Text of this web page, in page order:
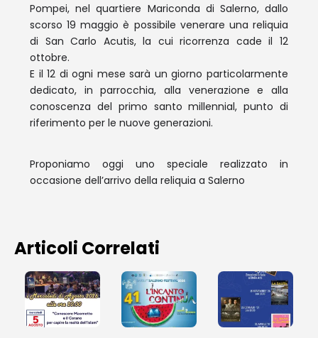
Pompei, nel quartiere Mariconda di Salerno, dallo
scorso 19 maggio è possibile venerare una reliquia
di San Carlo Acutis, la cui ricorrenza cade il 12
ottobre.
E il 12 di ogni mese sarà un giorno particolarmente
dedicato, in parrocchia, alla venerazione e alla
conoscenza del primo santo millennial, punto di
riferimento per le nuove generazioni.
Proponiamo oggi uno speciale realizzato in
occasione dell’arrivo della reliquia a Salerno
Articoli Correlati